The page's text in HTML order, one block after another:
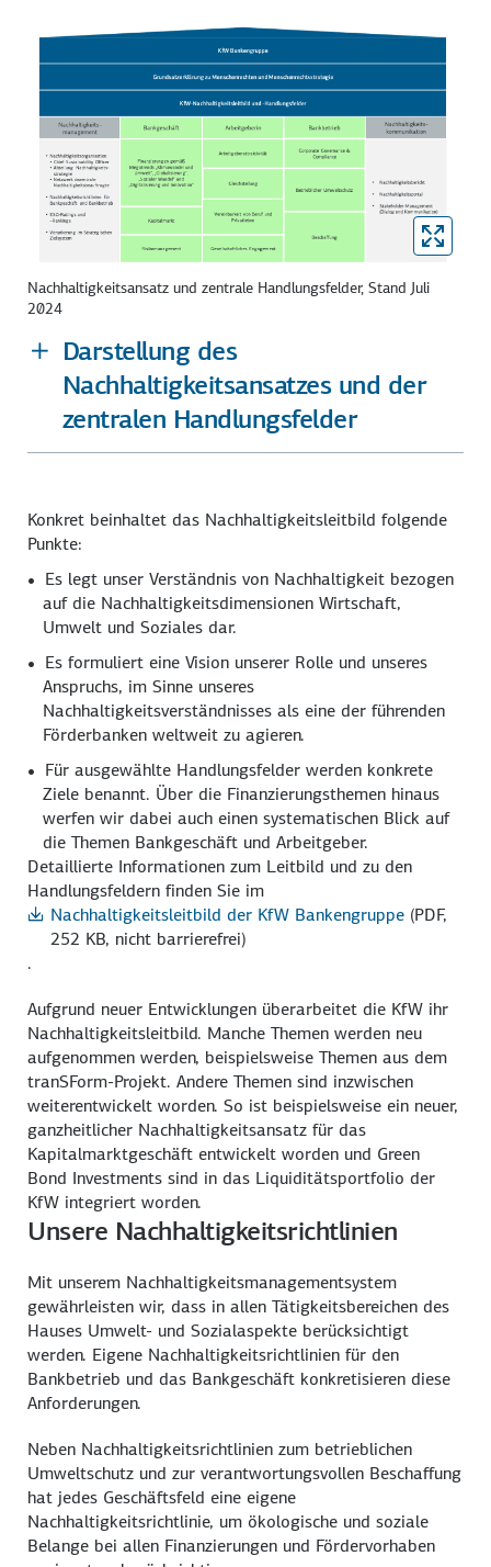
Nachhaltigkeitsansatz und zentrale Handlungsfelder, Stand Juli
2024
Darstellung des
Nachhaltigkeitsansatzes und der
zentralen Handlungsfelder
Konkret beinhaltet das Nachhaltigkeitsleitbild folgende
Punkte:
Es legt unser Verständnis von Nachhaltigkeit bezogen
auf die Nachhaltigkeitsdimensionen Wirtschaft,
Umwelt und Soziales dar.
Es formuliert eine Vision unserer Rolle und unseres
Anspruchs, im Sinne unseres
Nachhaltigkeitsverständnisses als eine der führenden
Förderbanken weltweit zu agieren.
Für ausgewählte Handlungsfelder werden konkrete
Ziele benannt. Über die Finanzierungsthemen hinaus
werfen wir dabei auch einen systematischen Blick auf
die Themen Bankgeschäft und Arbeitgeber.
Detaillierte Informationen zum Leitbild und zu den
Handlungsfeldern finden Sie im
Nachhaltigkeitsleitbild der KfW Bankengruppe (PDF,
252 KB, nicht barrierefrei)
.
Aufgrund neuer Entwicklungen überarbeitet die KfW ihr
Nachhaltigkeitsleitbild. Manche Themen werden neu
aufgenommen werden, beispielsweise Themen aus dem
tranSForm-Projekt. Andere Themen sind inzwischen
weiterentwickelt worden. So ist beispielsweise ein neuer,
ganzheitlicher Nachhaltigkeitsansatz für das
Kapitalmarktgeschäft entwickelt worden und Green
Bond Investments sind in das Liquiditätsportfolio der
KfW integriert worden.
Unsere Nachhaltigkeitsrichtlinien
Mit unserem Nachhaltigkeitsmanagementsystem
gewährleisten wir, dass in allen Tätigkeitsbereichen des
Hauses Umwelt- und Sozialaspekte berücksichtigt
werden. Eigene Nachhaltigkeitsrichtlinien für den
Bankbetrieb und das Bankgeschäft konkretisieren diese
Anforderungen.
Neben Nachhaltigkeitsrichtlinien zum betrieblichen
Umweltschutz und zur verantwortungsvollen Beschaffung
hat jedes Geschäftsfeld eine eigene
Nachhaltigkeitsrichtlinie, um ökologische und soziale
Belange bei allen Finanzierungen und Fördervorhaben